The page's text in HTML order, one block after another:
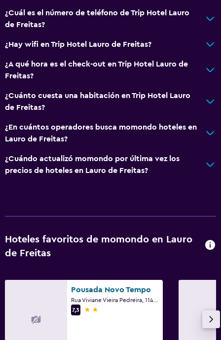
Servicio de habitaciones
Mostrador de información turística
Recepción 24 horas
Estacionamiento y transporte
Estacionamiento privado
Accesibilidad y adecuación
Enchufe cerca de la cama
Armario o clóset
Ideal para familias
Comidas para niños
Buffet infantil
¿Cuál es el número de teléfono de Trip Hotel Lauro
de Freitas?
¿Hay wifi en Trip Hotel Lauro de Freitas?
¿A qué hora es el check-out en Trip Hotel Lauro de
Freitas?
¿Cuánto cuesta una habitación en Trip Hotel Lauro
de Freitas?
¿En cuántos operadores busca momondo hoteles en
Lauro de Freitas?
¿Cuándo actualizó momondo por última vez los
precios de hoteles en Lauro de Freitas?
Hoteles favoritos de momondo en Lauro
de Freitas
Pousada Novo Tempo
7,3
2 estrellas